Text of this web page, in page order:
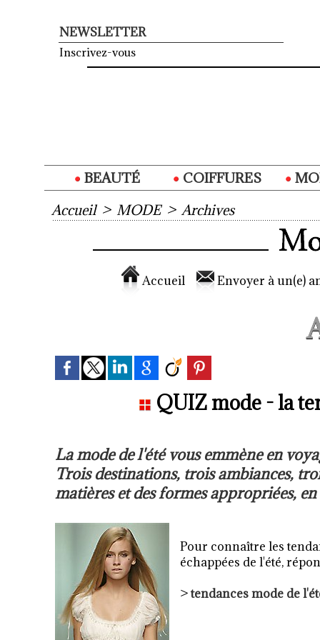
NEWSLETTER
Inscrivez-vous
BEAUTÉ COIFFURES
Accueil > MODE > Archives
Accueil Envoyer à un(e)
QUIZ mode - la
La mode de l'été vous emmène en
Trois destinations, trois ambiances,
matières et des formes appropriées,
Pour connaître les
échappées de l'été,
>tendances mode de